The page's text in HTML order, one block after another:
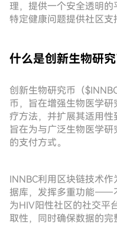
理，提供一个安全透明
特定健康问题提供社区支
什么是创新生物研
创新生物研究币（
币，旨在增强生物医学
疗方法，并扩展其适用性
旨在为与广泛生物医学
的支付方式。
INNBC利用区块链技术
据库，发挥多重功能——
为HIV阳性社区的社交平
取性，同时确保数据的完